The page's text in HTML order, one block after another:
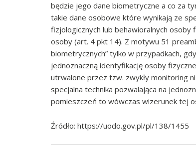
będzie jego dane biometryczne a co za
takie dane osobowe które wynikają ze
fizjologicznych lub behawioralnych
osoby (art. 4 pkt 14). Z motywu 51
biometrycznych” tylko w przypadkach,
jednoznaczną identyfikację osoby
utrwalone przez tzw. zwykły monitoring
specjalna technika pozwalająca na
pomieszczeń to wówczas wizerunek tej
Źródło: https://uodo.gov.pl/pl/138/1455